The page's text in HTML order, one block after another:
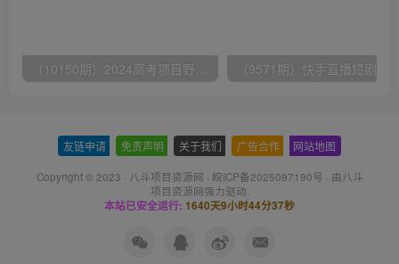
（10150期）2024高考项目野路子玩法，无限裂变，最高一天1W＋！
友链申请 免责声明 关于我们 广告合作 网站地图
Copyright © 2023 · 八斗项目资源网 · 皖ICP备2025097190号 · 由八斗
项目资源网强力驱动.
本站已安全运行: 1640天9小时44分38秒